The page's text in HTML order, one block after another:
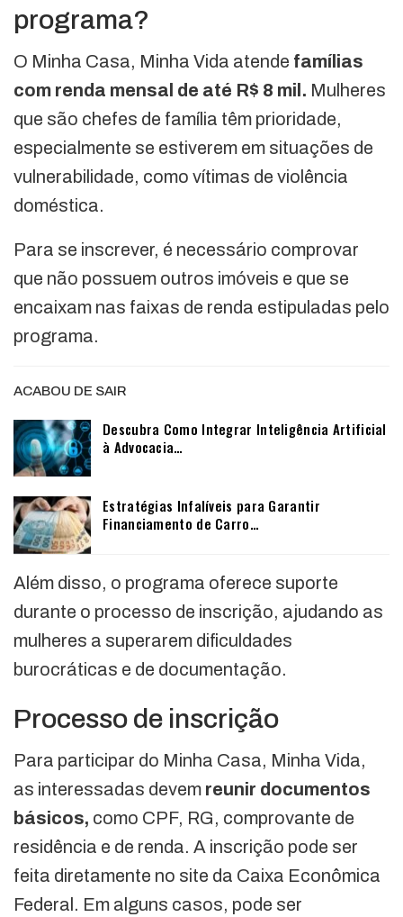
programa?
O Minha Casa, Minha Vida atende famílias
com renda mensal de até R$ 8 mil. Mulheres
que são chefes de família têm prioridade,
especialmente se estiverem em situações de
vulnerabilidade, como vítimas de violência
doméstica.
Para se inscrever, é necessário comprovar
que não possuem outros imóveis e que se
encaixam nas faixas de renda estipuladas pelo
programa.
ACABOU DE SAIR
Descubra Como Integrar Inteligência Artificial
à Advocacia…
Estratégias Infalíveis para Garantir
Financiamento de Carro…
Além disso, o programa oferece suporte
durante o processo de inscrição, ajudando as
mulheres a superarem dificuldades
burocráticas e de documentação.
Processo de inscrição
Para participar do Minha Casa, Minha Vida,
as interessadas devem reunir documentos
básicos, como CPF, RG, comprovante de
residência e de renda. A inscrição pode ser
feita diretamente no site da Caixa Econômica
Federal. Em alguns casos, pode ser